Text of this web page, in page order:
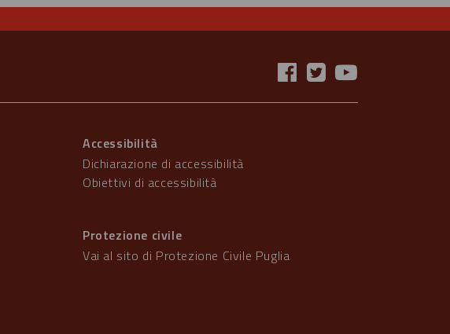
Accessibilità
Dichiarazione di accessibilità
Obiettivi di accessibilità
Protezione civile
Vai al sito di Protezione Civile Puglia